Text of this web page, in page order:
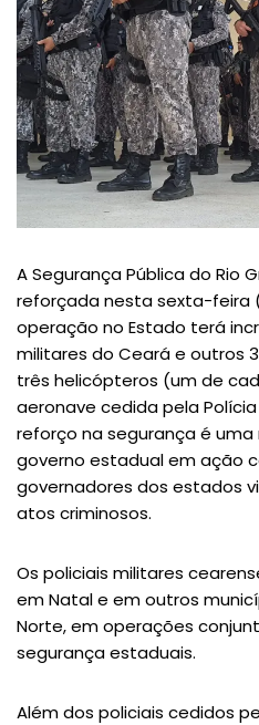
A Segurança Pública do Rio
reforçada nesta sexta-feira
operação no Estado terá
militares do Ceará e outros
três helicópteros (um de
aeronave cedida pela Polícia
reforço na segurança é
governo estadual em ação
governadores dos estados
atos criminosos.
Os policiais militares
em Natal e em outros
Norte, em operações
segurança estaduais.
Além dos policiais cedidos